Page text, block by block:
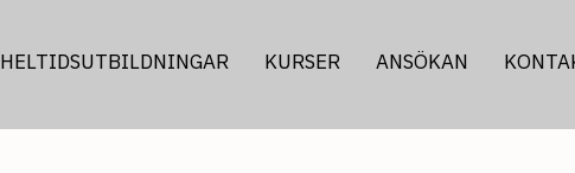
HELTIDSUTBILDNINGAR KURSER ANSÖKAN